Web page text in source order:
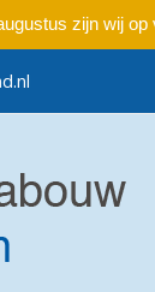
zijn wij